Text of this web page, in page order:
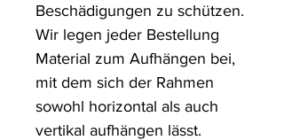
Beschädigungen zu schützen.
Wir legen jeder Bestellung
Material zum Aufhängen bei,
mit dem sich der Rahmen
sowohl horizontal als auch
vertikal aufhängen lässt.